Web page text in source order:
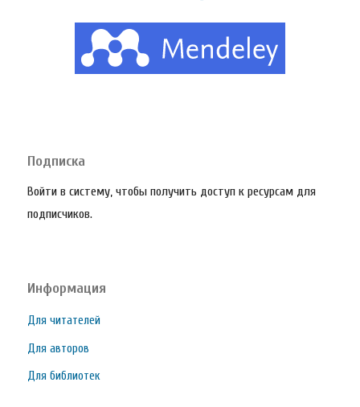
Подписка
Войти в систему, чтобы получить доступ к ресурсам для
подписчиков.
Информация
Для читателей
Для авторов
Для библиотек